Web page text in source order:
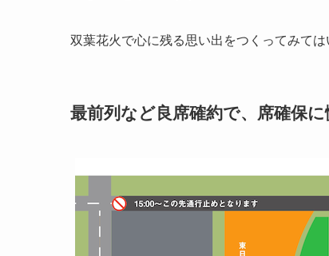
双葉花火で心に残る思い出をつくってみては
最前列など良席確約で、席確保